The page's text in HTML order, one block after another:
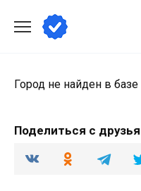
содержанию
Город не найден в
Поделиться с